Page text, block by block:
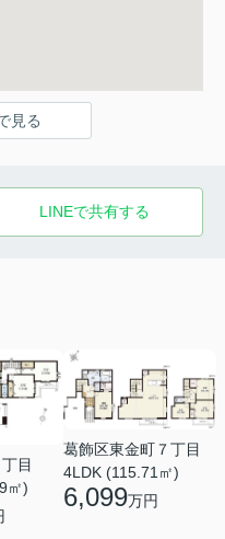
見る
LINEで共有する
目
㎡)
葛飾区東金町７丁目
4LDK (115.71㎡)
6,099万円